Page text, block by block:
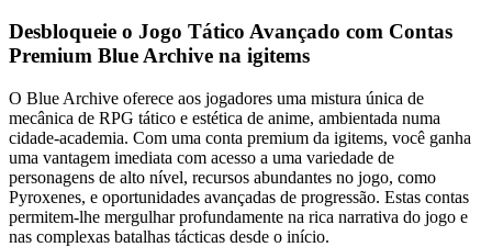
Desbloqueie o Jogo Tático Avançado com Contas
Premium Blue Archive na igitems
O Blue Archive oferece aos jogadores uma mistura única de
mecânica de RPG tático e estética de anime, ambientada numa
cidade-academia. Com uma conta premium da igitems, você ganha
uma vantagem imediata com acesso a uma variedade de
personagens de alto nível, recursos abundantes no jogo, como
Pyroxenes, e oportunidades avançadas de progressão. Estas contas
permitem-lhe mergulhar profundamente na rica narrativa do jogo e
nas complexas batalhas tácticas desde o início.